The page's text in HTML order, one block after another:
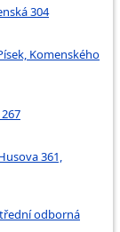
304
Komenského
361,
odborná